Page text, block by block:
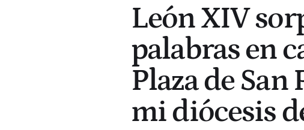
León XIV
palabras en
Plaza de San
mi diócesis